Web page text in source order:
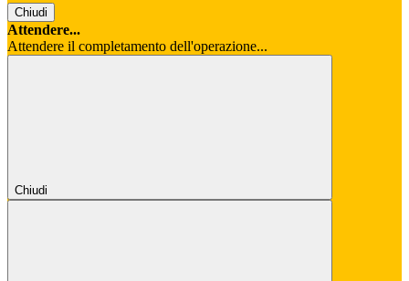
Chiudi
Attendere...
Attendere il completamento dell'operazione...
Chiudi